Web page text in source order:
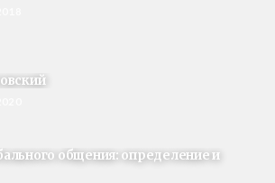
общения: определение и